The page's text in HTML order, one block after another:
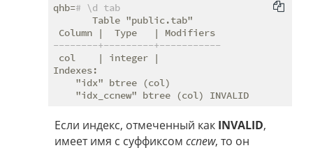
qhb=# \d tab
       Table "public.tab"
--------+---------+-----------
col    | integer |
Indexes:
    "idx" btree (col)
Если индекс, отмеченный как INVALID,
имеет имя с суффиксом ccnew, то он